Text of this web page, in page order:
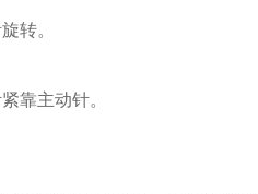
转。
靠主动针。